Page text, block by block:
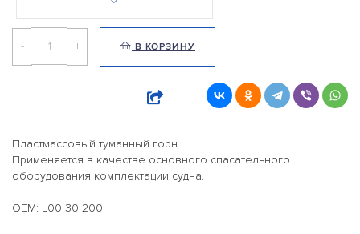
- + В КОРЗИНУ
Пластмассовый туманный горн.
Применяется в качестве основного спасательного
оборудования комплектации судна.
OEM: L00 30 200